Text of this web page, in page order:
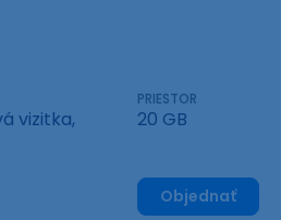
vizitka,
PRIESTOR
20 GB
Objednať